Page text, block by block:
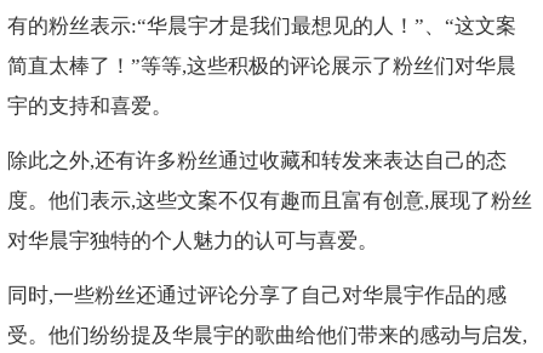
有的粉丝表示:“华晨宇才是我们最想见的人！”、“这文案
简直太棒了！”等等,这些积极的评论展示了粉丝们对华晨
宇的支持和喜爱。
除此之外,还有许多粉丝通过收藏和转发来表达自己的态
度。他们表示,这些文案不仅有趣而且富有创意,展现了粉丝
对华晨宇独特的个人魅力的认可与喜爱。
同时,一些粉丝还通过评论分享了自己对华晨宇作品的感
受。他们纷纷提及华晨宇的歌曲给他们带来的感动与启发,